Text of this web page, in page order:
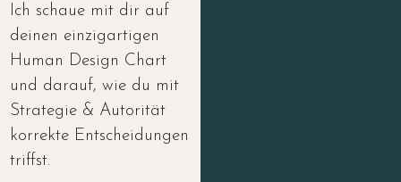
Ich schaue mit dir auf
deinen einzigartigen
Human Design Chart
und darauf, wie du mit
Strategie & Autorität
korrekte Entscheidungen
triffst.